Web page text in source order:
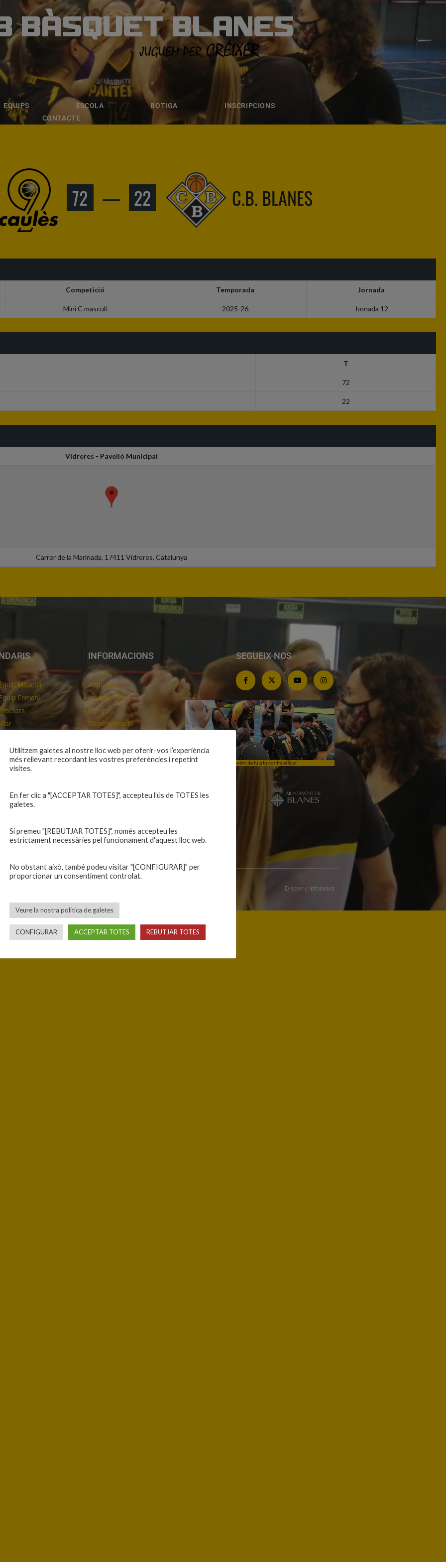
BÀSQUET BLANES
EQUIPS ESCOLA BOTIGA
INSCRIPCIONS
CONTACTE
BLANES
ESCOLA BOTIGA INSCRIPCIONS
72 — 22 C.B. BLANES
Competició Temporada Jornada
Mini C masculí 2025-26 Jornada 12
T
72
22
Vidreres - Pavelló Municipal
Carrer de la Marinada, 17411 Vidreres, Catalunya
Masculí
Femení
inferiors
casa
INFORMACIONS
Actualitat
Inscripcions
Botiga
Documentació
Intranet
Contacte
SEGUEIX-NOS
Campiones a Salou Competim de tu a tu contra el líder
Disseny infoselva
Utilitzem galetes al nostre lloc web per oferir-vos l’experiència
més rellevant recordant les vostres preferències i repetint
visites.
En fer clic a "[ACCEPTAR TOTES]", accepteu l'ús de TOTES les
galetes.
Si premeu "[REBUTJAR TOTES]", només accepteu les
estrictament necessàries pel funcionament d'aquest lloc web.
No obstant això, també podeu visitar "[CONFIGURAR]" per
proporcionar un consentiment controlat.
Veure la nostra política de galetes
CONFIGURAR ACCEPTAR TOTES REBUTJAR TOTES